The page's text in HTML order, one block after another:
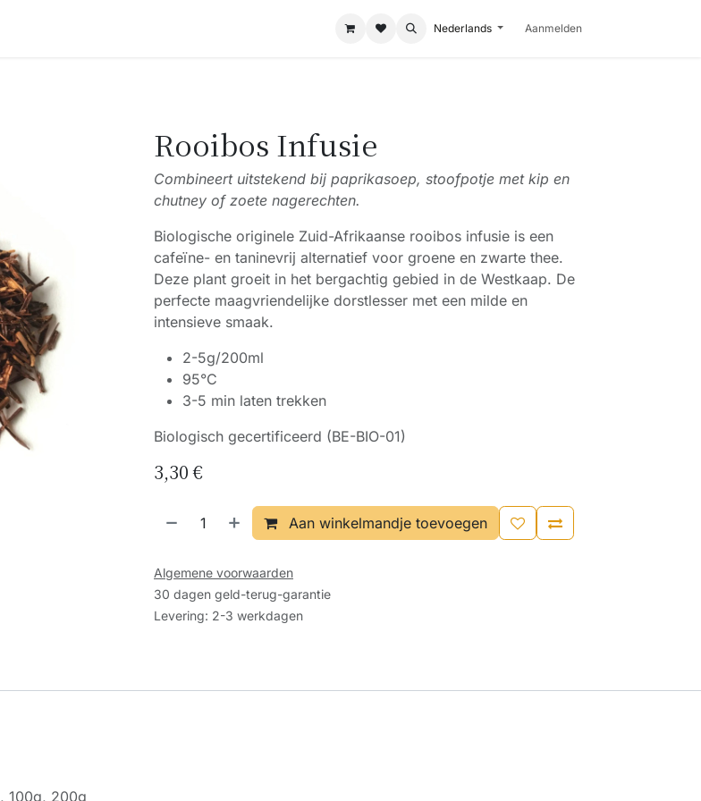
Nederlands Aanmelden
Rooibos Infusie
Combineert uitstekend bij paprikasoep, stoofpotje met kip en
chutney of zoete nagerechten.
Biologische originele Zuid-Afrikaanse rooibos infusie is een
cafeïne- en taninevrij alternatief voor groene en zwarte thee.
Deze plant groeit in het bergachtig gebied in de Westkaap. De
perfecte maagvriendelijke dorstlesser met een milde en
intensieve smaak.
2-5g/200ml
95°C
3-5 min laten trekken
Biologisch gecertificeerd (BE-BIO-01)
3,30€
Aan winkelmandje toevoegen
Algemene voorwaarden
30 dagen geld-terug-garantie
Levering: 2-3 werkdagen
, 100g, 200g